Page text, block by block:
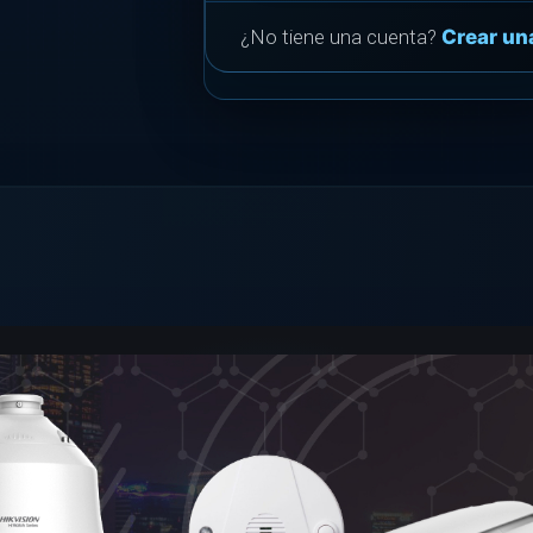
¿No tiene una cuenta? Crear